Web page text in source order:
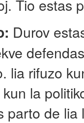
Tio estas
Durov
lia rifuzo
la
parto de lia